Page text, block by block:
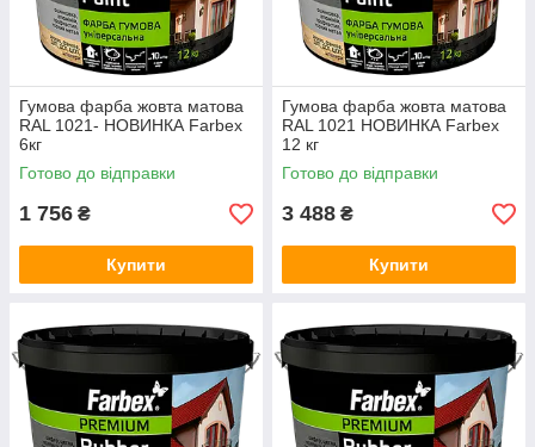
Гумова фарба жовта матова
RAL 1021- НОВИНКА Farbex
6кг
Готово до відправки
1 756 ₴
Купити
Гумова фарба жовта матова
RAL 1021 НОВИНКА Farbex
12 кг
Готово до відправки
3 488 ₴
Купити